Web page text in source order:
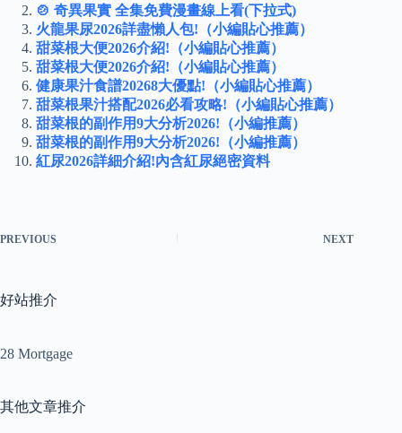
🍲 奇異果實 全集免費漫畫線上看(下拉式)
火龍果尿2026詳盡懶人包!（小編貼心推薦）
甜菜根大便2026介紹!（小編貼心推薦）
甜菜根大便2026介紹!（小編貼心推薦）
健康果汁食譜20268大優點!（小編貼心推薦）
甜菜根果汁搭配2026必看攻略!（小編貼心推薦）
甜菜根的副作用9大分析2026!（小編推薦）
甜菜根的副作用9大分析2026!（小編推薦）
紅尿2026詳細介紹!內含紅尿絕密資料
PREVIOUS NEXT
好站推介
28 Mortgage
其他文章推介